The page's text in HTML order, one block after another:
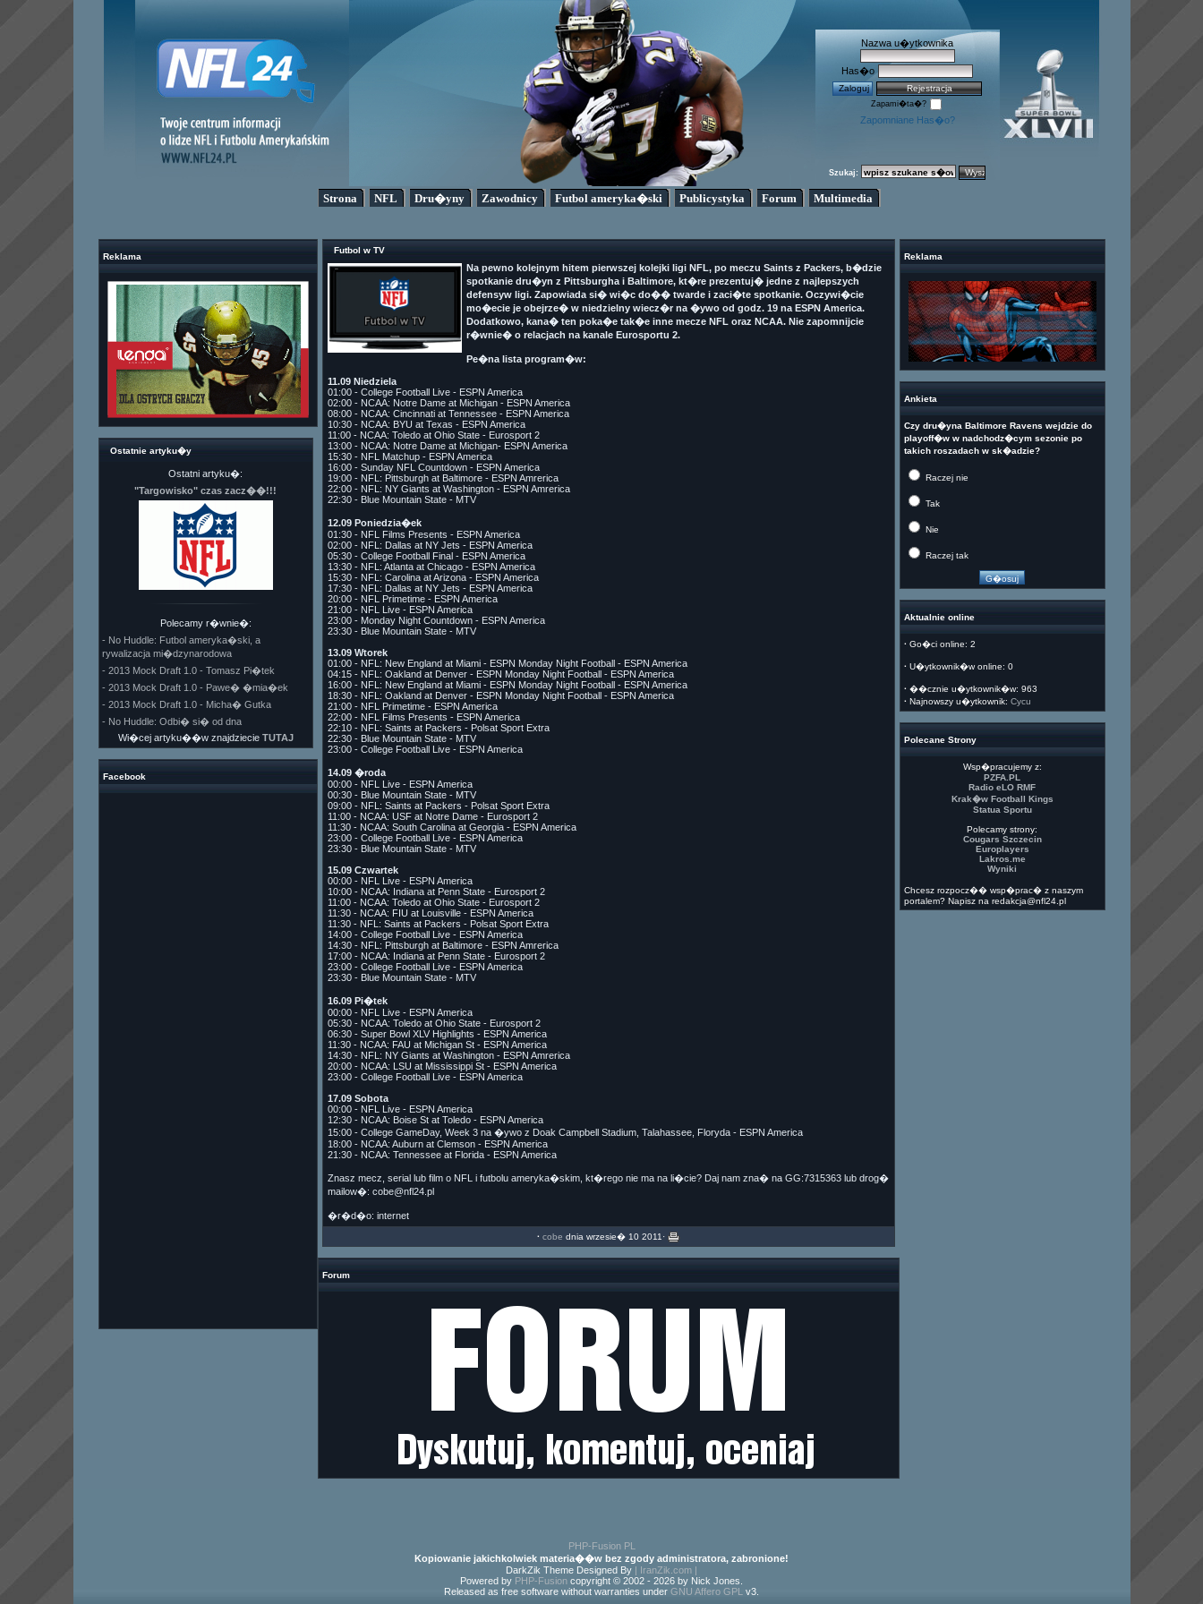
Nazwa u�ytkownika
Has�o
Zapami�ta�?
Zapomniane Has�o?
Szukaj:
Strona NFL Dru�yny Zawodnicy Futbol ameryka�ski Publicystyka Forum Multimedia
Reklama
Ostatnie artyku�y
Ostatni artyku�:
"Targowisko" czas zacz��!!!
Polecamy r�wnie�:
- No Huddle: Futbol ameryka�ski, a
rywalizacja mi�dzynarodowa
- 2013 Mock Draft 1.0 - Tomasz Pi�tek
- 2013 Mock Draft 1.0 - Pawe� �mia�ek
- 2013 Mock Draft 1.0 - Micha� Gutka
- No Huddle: Odbi� si� od dna
Wi�cej artyku��w znajdziecie TUTAJ
Facebook
Futbol w TV
Na pewno kolejnym hitem pierwszej kolejki ligi NFL, po meczu Saints z Packers, b�dzie
spotkanie dru�yn z Pittsburgha i Baltimore, kt�re prezentuj� jedne z najlepszych
defensyw ligi. Zapowiada si� wi�c do�� twarde i zaci�te spotkanie. Oczywi�cie
mo�ecie je obejrze� w niedzielny wiecz�r na �ywo od godz. 19 na ESPN America.
Dodatkowo, kana� ten poka�e tak�e inne mecze NFL oraz NCAA. Nie zapomnijcie
r�wnie� o relacjach na kanale Eurosportu 2.
Pe�na lista program�w:
11.09 Niedziela
01:00 - College Football Live - ESPN America
02:00 - NCAA: Notre Dame at Michigan - ESPN America
08:00 - NCAA: Cincinnati at Tennessee - ESPN America
10:30 - NCAA: BYU at Texas - ESPN America
11:00 - NCAA: Toledo at Ohio State - Eurosport 2
13:00 - NCAA: Notre Dame at Michigan- ESPN America
15:30 - NFL Matchup - ESPN America
16:00 - Sunday NFL Countdown - ESPN America
19:00 - NFL: Pittsburgh at Baltimore - ESPN Amrerica
22:00 - NFL: NY Giants at Washington - ESPN Amrerica
22:30 - Blue Mountain State - MTV
12.09 Poniedzia�ek
01:30 - NFL Films Presents - ESPN America
02:00 - NFL: Dallas at NY Jets - ESPN America
05:30 - College Football Final - ESPN America
13:30 - NFL: Atlanta at Chicago - ESPN America
15:30 - NFL: Carolina at Arizona - ESPN America
17:30 - NFL: Dallas at NY Jets - ESPN America
20:00 - NFL Primetime - ESPN America
21:00 - NFL Live - ESPN America
23:00 - Monday Night Countdown - ESPN America
23:30 - Blue Mountain State - MTV
13.09 Wtorek
01:00 - NFL: New England at Miami - ESPN Monday Night Football - ESPN America
04:15 - NFL: Oakland at Denver - ESPN Monday Night Football - ESPN America
16:00 - NFL: New England at Miami - ESPN Monday Night Football - ESPN America
18:30 - NFL: Oakland at Denver - ESPN Monday Night Football - ESPN America
21:00 - NFL Primetime - ESPN America
22:00 - NFL Films Presents - ESPN America
22:10 - NFL: Saints at Packers - Polsat Sport Extra
22:30 - Blue Mountain State - MTV
23:00 - College Football Live - ESPN America
14.09 �roda
00:00 - NFL Live - ESPN America
00:30 - Blue Mountain State - MTV
09:00 - NFL: Saints at Packers - Polsat Sport Extra
11:00 - NCAA: USF at Notre Dame - Eurosport 2
11:30 - NCAA: South Carolina at Georgia - ESPN America
23:00 - College Football Live - ESPN America
23:30 - Blue Mountain State - MTV
15.09 Czwartek
00:00 - NFL Live - ESPN America
10:00 - NCAA: Indiana at Penn State - Eurosport 2
11:00 - NCAA: Toledo at Ohio State - Eurosport 2
11:30 - NCAA: FIU at Louisville - ESPN America
11:30 - NFL: Saints at Packers - Polsat Sport Extra
14:00 - College Football Live - ESPN America
14:30 - NFL: Pittsburgh at Baltimore - ESPN Amrerica
17:00 - NCAA: Indiana at Penn State - Eurosport 2
23:00 - College Football Live - ESPN America
23:30 - Blue Mountain State - MTV
16.09 Pi�tek
00:00 - NFL Live - ESPN America
05:30 - NCAA: Toledo at Ohio State - Eurosport 2
06:30 - Super Bowl XLV Highlights - ESPN America
11:30 - NCAA: FAU at Michigan St - ESPN America
14:30 - NFL: NY Giants at Washington - ESPN Amrerica
20:00 - NCAA: LSU at Mississippi St - ESPN America
23:00 - College Football Live - ESPN America
17.09 Sobota
00:00 - NFL Live - ESPN America
12:30 - NCAA: Boise St at Toledo - ESPN America
15:00 - College GameDay, Week 3 na �ywo z Doak Campbell Stadium, Talahassee, Floryda - ESPN America
18:00 - NCAA: Auburn at Clemson - ESPN America
21:30 - NCAA: Tennessee at Florida - ESPN America
Znasz mecz, serial lub film o NFL i futbolu ameryka�skim, kt�rego nie ma na li�cie? Daj nam zna� na GG:7315363 lub drog�
mailow�: cobe@nfl24.pl
�r�d�o: internet
· cobe dnia wrzesie� 10 2011·
Forum
Reklama
Ankieta
Czy dru�yna Baltimore Ravens wejdzie do
playoff�w w nadchodz�cym sezonie po
takich roszadach w sk�adzie?
Raczej nie
Tak
Nie
Raczej tak
Aktualnie online
· Go�ci online: 2
· U�ytkownik�w online: 0
· ��cznie u�ytkownik�w: 963
· Najnowszy u�ytkownik: Cycu
Polecane Strony
Wsp�pracujemy z:
PZFA.PL
Radio eLO RMF
Krak�w Football Kings
Statua Sportu
Polecamy strony:
Cougars Szczecin
Europlayers
Lakros.me
Wyniki
Chcesz rozpocz�� wsp�prac� z naszym
portalem? Napisz na redakcja@nfl24.pl
PHP-Fusion PL
Kopiowanie jakichkolwiek materia��w bez zgody administratora, zabronione!
DarkZik Theme Designed By | IranZik.com |
Powered by PHP-Fusion copyright © 2002 - 2026 by Nick Jones.
Released as free software without warranties under GNU Affero GPL v3.